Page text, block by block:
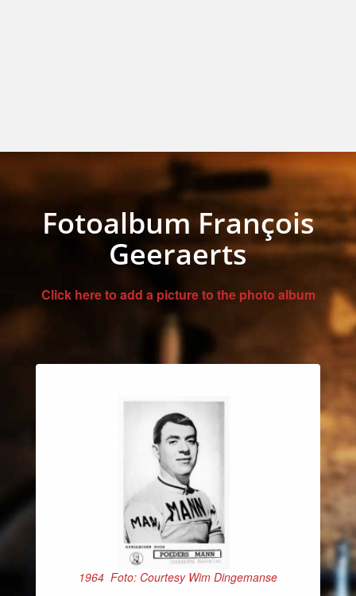
Fotoalbum François
Geeraerts
Click here to add a picture to the photo album
1964 Foto: Courtesy Wim Dingemanse